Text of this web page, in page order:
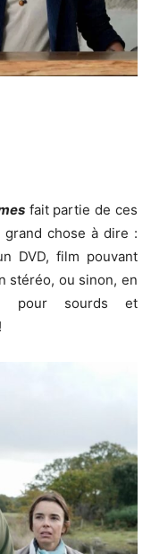
fait partie de ces
grand chose à dire :
DVD, film pouvant
stéréo, ou sinon, en
pour sourds et